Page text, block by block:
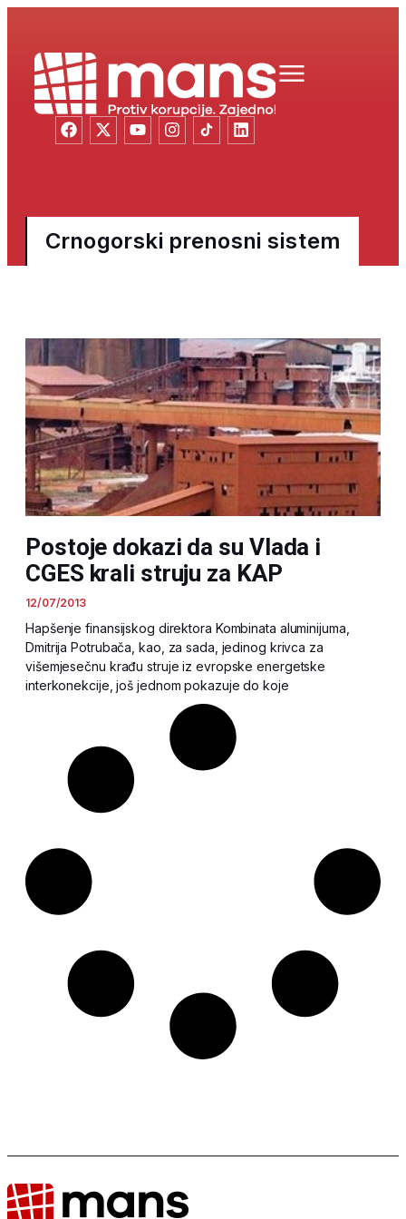
Crnogorski prenosni sistem
Postoje dokazi da su Vlada i
CGES krali struju za KAP
12/07/2013
Hapšenje finansijskog direktora Kombinata aluminijuma,
Dmitrija Potrubača, kao, za sada, jedinog krivca za
višemjesečnu krađu struje iz evropske energetske
interkonekcije, još jednom pokazuje do koje